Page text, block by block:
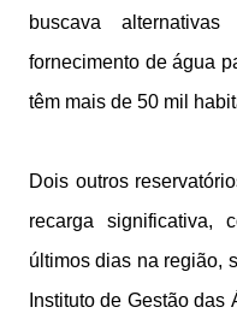
buscava
fornecimento de água
têm mais de 50 mil
Dois outros
recarga significativa,
últimos dias na região,
Instituto de Gestão